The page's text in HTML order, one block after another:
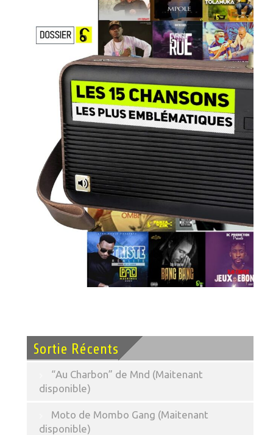
Sortie Récents
“Au Charbon” de Mnd (Maitenant
disponible)
Moto de Mombo Gang (Maitenant
disponible)